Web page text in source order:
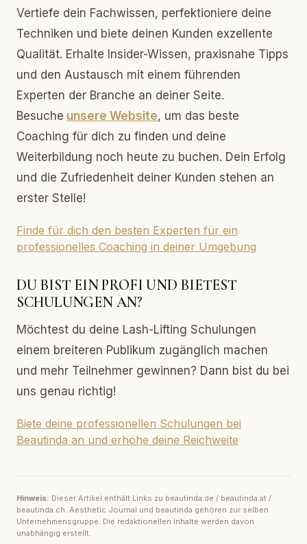
Vertiefe dein Fachwissen, perfektioniere deine
Techniken und biete deinen Kunden exzellente
Qualität. Erhalte Insider-Wissen, praxisnahe Tipps
und den Austausch mit einem führenden
Experten der Branche an deiner Seite.
Besuche unsere Website, um das beste
Coaching für dich zu finden und deine
Weiterbildung noch heute zu buchen. Dein Erfolg
und die Zufriedenheit deiner Kunden stehen an
erster Stelle!
Finde für dich den besten Experten für ein
professionelles Coaching in deiner Umgebung
DU BIST EIN PROFI UND BIETEST
SCHULUNGEN AN?
Möchtest du deine Lash-Lifting Schulungen
einem breiteren Publikum zugänglich machen
und mehr Teilnehmer gewinnen? Dann bist du bei
uns genau richtig!
Biete deine professionellen Schulungen bei
Beautinda an und erhöhe deine Reichweite
Hinweis: Dieser Artikel enthält Links zu beautinda.de / beautinda.at /
beautinda.ch. Aesthetic Journal und beautinda gehören zur selben
Unternehmensgruppe. Die redaktionellen Inhalte werden davon
unabhängig erstellt.